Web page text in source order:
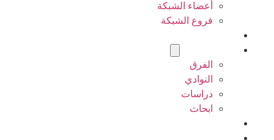
أعضاء الشبكة
فروع الشبكة
الفرق
النوادي
دراسات
ابحاث